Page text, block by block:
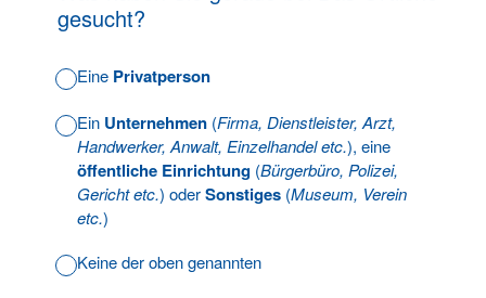
gesucht?
Eine Privatperson
Ein Unternehmen (Firma, Dienstleister, Arzt,
Handwerker, Anwalt, Einzelhandel etc.), eine
öffentliche Einrichtung (Bürgerbüro, Polizei,
Gericht etc.) oderSonstiges (Museum, Verein
etc.)
Keine der oben genannten